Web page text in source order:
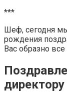
***
Шеф, сегодня
рождения
Вас образно